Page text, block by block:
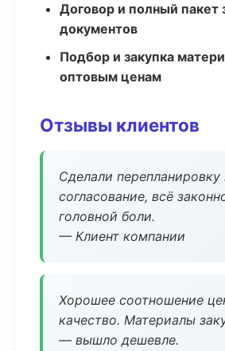
Договор и полный
документов
Подбор и закупка
оптовым ценам
Отзывы клиентов
Сделали перепланировку
согласование, всё
головной боли.
— Клиент компании
Хорошее соотношение
качество. Материалы
— вышло дешевле.